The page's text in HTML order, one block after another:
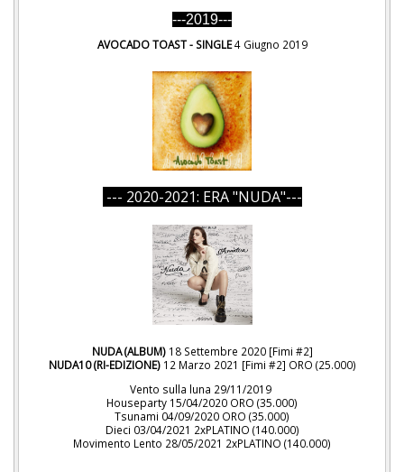
---2019---
AVOCADO TOAST - SINGLE4 Giugno 2019
--- 2020-2021: ERA "NUDA"---
NUDA (ALBUM)18 Settembre 2020 [Fimi #2]
NUDA10 (RI-EDIZIONE)12 Marzo 2021 [Fimi #2] ORO (25.000)
Vento sulla luna 29/11/2019
Houseparty 15/04/2020 ORO (35.000)
Tsunami 04/09/2020 ORO (35.000)
Dieci 03/04/2021 2xPLATINO (140.000)
Movimento Lento 28/05/2021 2xPLATINO (140.000)